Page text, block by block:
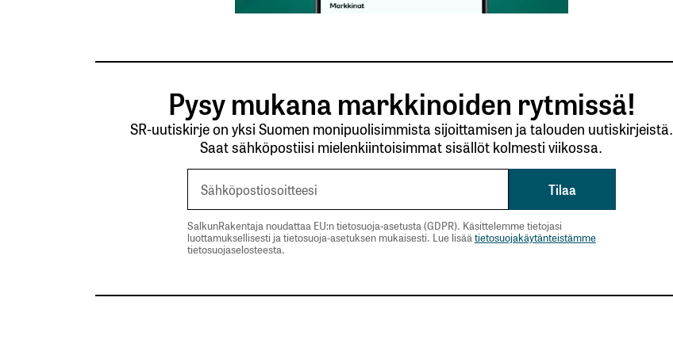
Pysy mukana markkinoiden rytmissä!
SR-uutiskirje on yksi Suomen monipuolisimmista sijoittamisen ja talouden uutiskirjeistä.
Saat sähköpostiisi mielenkiintoisimmat sisällöt kolmesti viikossa.
SalkunRakentaja noudattaa EU:n tietosuoja-asetusta (GDPR). Käsittelemme tietojasi
luottamuksellisesti ja tietosuoja-asetuksen mukaisesti. Lue lisää tietosuojakäytänteistämme
tietosuojaselosteesta.